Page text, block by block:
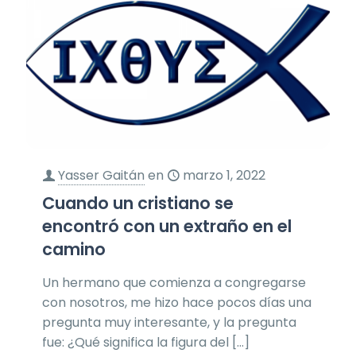
Yasser Gaitán en marzo 1, 2022
Cuando un cristiano se
encontró con un extraño en el
camino
Un hermano que comienza a congregarse
con nosotros, me hizo hace pocos días una
pregunta muy interesante, y la pregunta
fue: ¿Qué significa la figura del […]